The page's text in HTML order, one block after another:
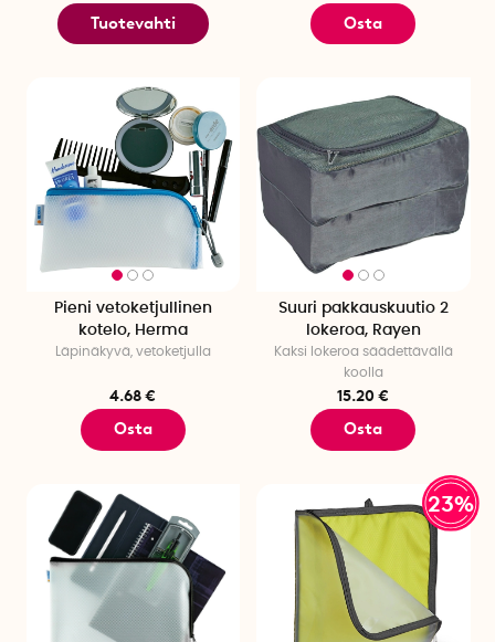
Tuotevahti Osta
Pieni vetoketjullinen
kotelo, Herma
Läpinäkyvä, vetoketjulla
4.68 €
Osta
Suuri pakkauskuutio 2
lokeroa, Rayen
Kaksi lokeroa säädettävällä
koolla
15.20 €
Osta
23%